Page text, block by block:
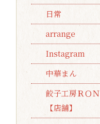
日常
arrange
Instagram
中華まん
餃子工房ＲＯＮ
【店舗】